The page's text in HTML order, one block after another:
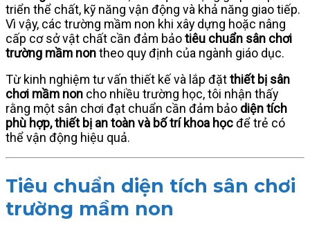
triển thể chất, kỹ năng vận động và khả năng giao tiếp.
Vì vậy, các trường mầm non khi xây dựng hoặc nâng
cấp cơ sở vật chất cần đảm bảotiêu chuẩn sân chơi
trường mầm nontheo quy định của ngành giáo dục.
Từ kinh nghiệm tư vấn thiết kế và lắp đặtthiết bị sân
chơi mầm non cho nhiều trường học, tôi nhận thấy
rằng một sân chơi đạt chuẩn cần đảm bảo diện tích
phù hợp, thiết bị an toàn và bố trí khoa họcđể trẻ có
thể vận động hiệu quả.
Tiêu chuẩn diện tích sân chơi
trường mầm non